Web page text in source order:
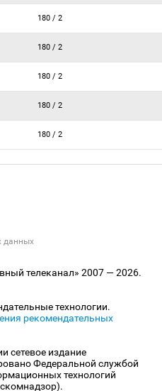
180 / 2
180 / 2
180 / 2
180 / 2
180 / 2
данных
телеканал» 2007 — 2026.
технологии.
рекомендательных
сетевое издание
Федеральной службой
технологий